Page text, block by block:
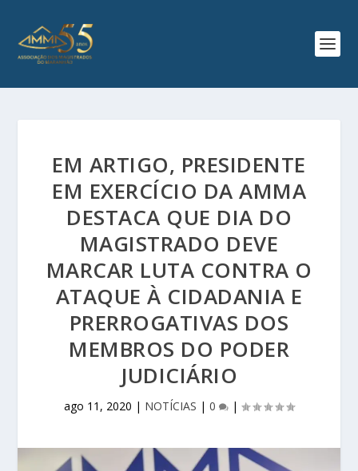
EM ARTIGO, PRESIDENTE
EM EXERCÍCIO DA AMMA
DESTACA QUE DIA DO
MAGISTRADO DEVE
MARCAR LUTA CONTRA O
ATAQUE À CIDADANIA E
PRERROGATIVAS DOS
MEMBROS DO PODER
JUDICIÁRIO
ago 11, 2020 | NOTÍCIAS | 0 |